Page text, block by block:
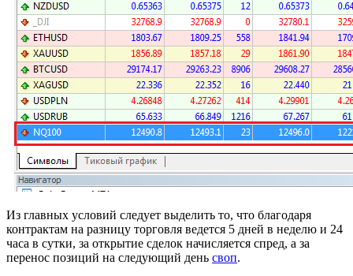
Из главных условий следует выделить то, что благодаря
контрактам на разницу торговля ведется 5 дней в неделю и 24
часа в сутки, за открытие сделок начисляется спред, а за
перенос позиций на следующий день своп.